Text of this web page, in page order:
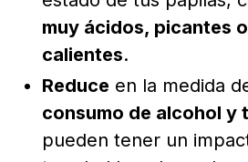
muy ácidos, picantes
calientes.
Reduce en la medida
consumo de alcohol y
pueden tener un